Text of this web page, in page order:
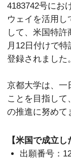
4183742号にお
ウェイを活用し
して、米国特許
月12日付けで
登録されました
京都大学は、一
ことを目指し
の推進に努めて
【米国で成立し
出願番号：